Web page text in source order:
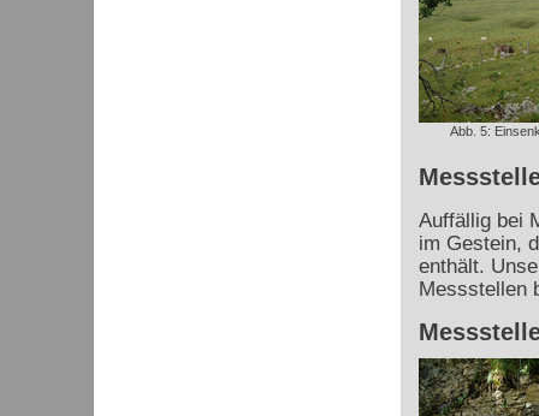
Abb. 5:
Auffällig bei
im Gestein,
enthält.
Messstellen